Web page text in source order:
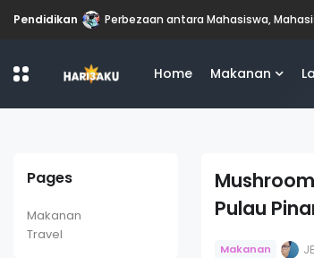
Makanan Nasi Kandar Ayam Negro yang Bikin
Home Makanan
Pages
Makanan
Travel
Pulau
Makanan